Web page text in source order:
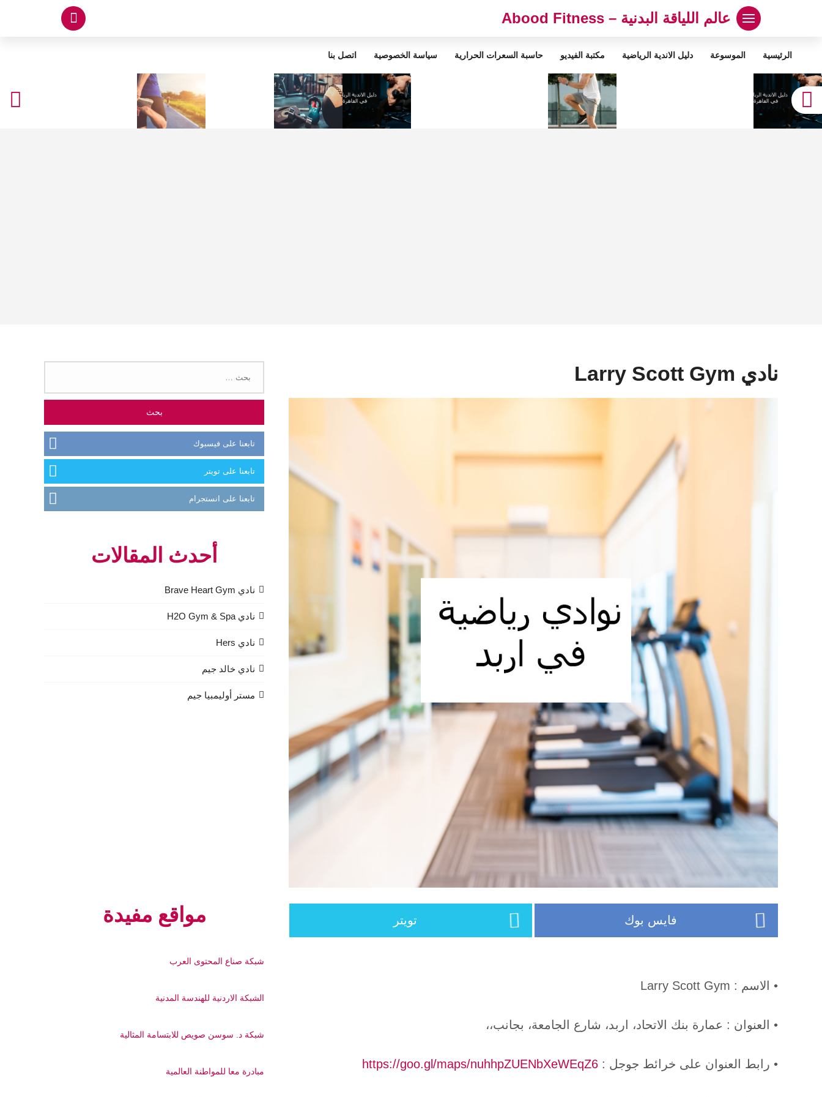
عالم اللياقة البدنية – Abood Fitness
الرئيسية الموسوعة دليل الاندية الرياضية مكتبة الفيديو حاسبة السعرات الحرارية سياسة الخصوصية اتصل بنا
نادي Larry Scott Gym
فايس بوك تويتر
• الاسم : Larry Scott Gym
• العنوان : عمارة بنك الاتحاد، اربد، شارع الجامعة، بجانب،،
• رابط العنوان على خرائط جوجل : https://goo.gl/maps/nuhhpZUENbXeWEqZ6
تابعنا على فيسبوك
تابعنا على تويتر
تابعنا على انستجرام
أحدث المقالات
نادي Brave Heart Gym
نادي H2O Gym & Spa
نادي Hers
نادي خالد جيم
مستر أوليمبيا جيم
مواقع مفيدة
شبكة صناع المحتوى العرب
الشبكة الاردنية للهندسة المدنية
شبكة د. سوسن صويص للابتسامة المثالية
مبادرة معا للمواطنة العالمية